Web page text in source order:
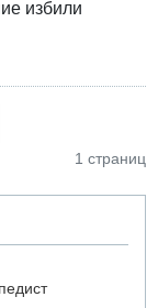
избили
1 страниц